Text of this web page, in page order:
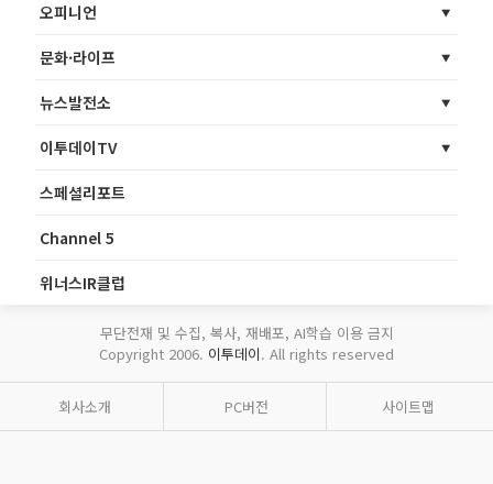
오피니언
문화·라이프
뉴스발전소
이투데이TV
스페셜리포트
Channel 5
위너스IR클럽
무단전재 및 수집, 복사, 재배포, AI학습 이용 금지
Copyright 2006. 이투데이. All rights reserved
회사소개 PC버전 사이트맵